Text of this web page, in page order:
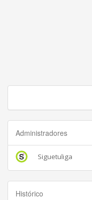
Administradores
Siguetuliga
Histórico